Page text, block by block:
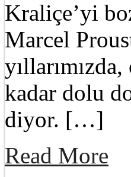
Kraliçe’yi
Marcel
kadar dolu
diyor. […]
Read More